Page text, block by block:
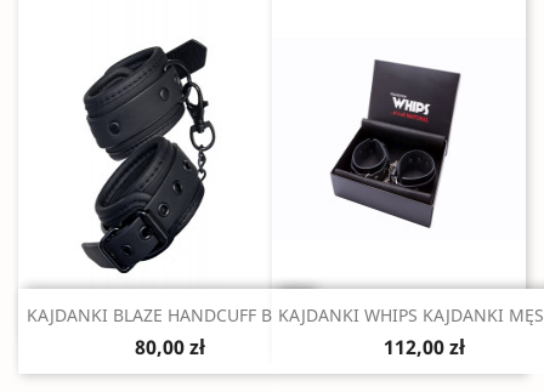
 Szybki podgląd
KAJDANKI BLAZE HANDCUFF BLACK
80,00 zł
Szybki podgląd
KAJDANKI WHIPS KAJDANKI
112,00 zł